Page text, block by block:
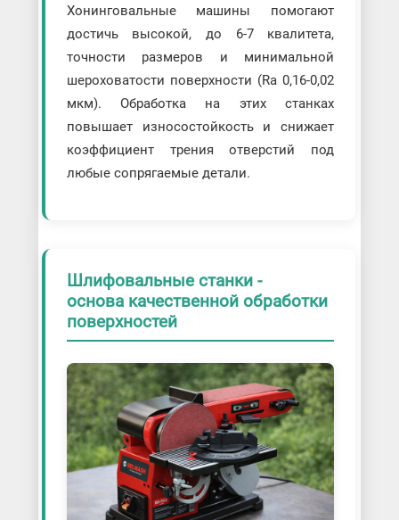
Хонинговальные машины помогают
достичь высокой, до 6-7 квалитета,
точности размеров и минимальной
шероховатости поверхности (Ra 0,16-0,02
мкм). Обработка на этих станках
повышает износостойкость и снижает
коэффициент трения отверстий под
любые сопрягаемые детали.
Шлифовальные станки -
основа качественной обработки
поверхностей